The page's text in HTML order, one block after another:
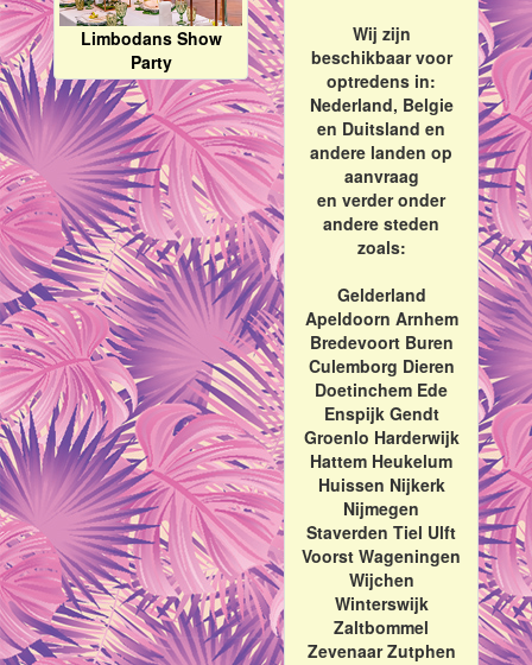
Limbodans Show
Party
Wij zijn
beschikbaar voor
optredens in:
Nederland, Belgie
en Duitsland en
andere landen op
aanvraag
en verder onder
andere steden
zoals:
Gelderland
Apeldoorn Arnhem
Bredevoort Buren
Culemborg Dieren
Doetinchem Ede
Enspijk Gendt
Groenlo Harderwijk
Hattem Heukelum
Huissen Nijkerk
Nijmegen
Staverden Tiel Ulft
Voorst Wageningen
Wijchen
Winterswijk
Zaltbommel
Zevenaar Zutphen